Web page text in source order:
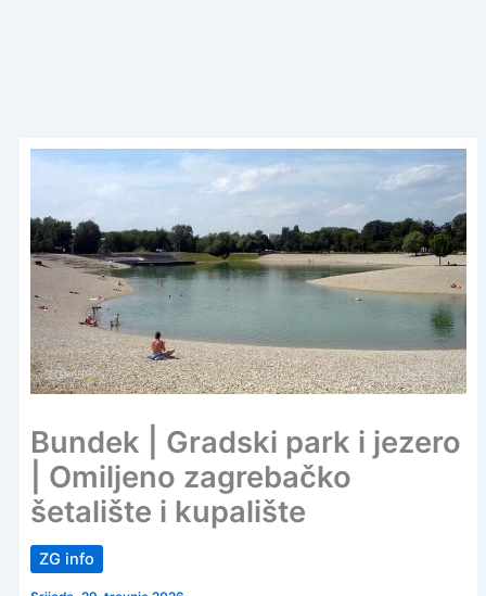
Bundek | Gradski park i jezero
| Omiljeno zagrebačko
šetalište i kupalište
ZG info